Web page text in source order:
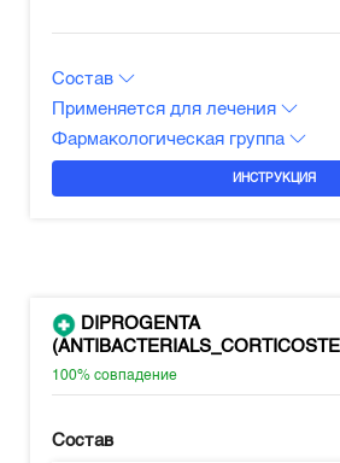
Состав
Применяется для лечения
Фармакологическая группа
ИНСТРУКЦИЯ
DIPROGENTA
100%совпадение
Состав